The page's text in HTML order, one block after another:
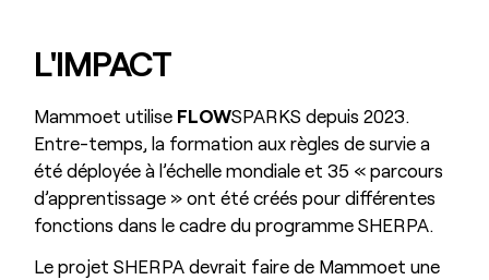
L'IMPACT
Mammoet utilise FLOWSPARKS depuis 2023.
Entre-temps, la formation aux règles de survie a
été déployée à l’échelle mondiale et 35 « parcours
d’apprentissage » ont été créés pour différentes
fonctions dans le cadre du programme SHERPA.
Le projet SHERPA devrait faire de Mammoet une